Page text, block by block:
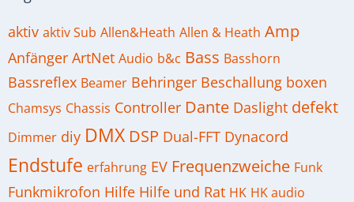
aktiv aktiv Sub Allen&Heath Allen & Heath Amp
Anfänger ArtNet Audio b&c Bass Basshorn
Bassreflex Beamer Behringer Beschallung boxen
Chamsys Chassis Controller Dante Daslight defekt
Dimmer diy DMX DSP Dual-FFT Dynacord
Endstufe erfahrung EV Frequenzweiche Funk
Funkmikrofon Hilfe Hilfe und Rat HK HK audio